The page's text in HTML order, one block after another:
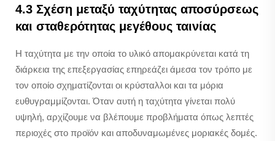
4.3 Σχέση μεταξύ ταχύτητας αποσύρσεως
και σταθερότητας μεγέθους ταινίας
Η ταχύτητα με την οποία το υλικό απομακρύνεται κατά τη
διάρκεια της επεξεργασίας επηρεάζει άμεσα τον τρόπο με
τον οποίο σχηματίζονται οι κρύσταλλοι και τα μόρια
ευθυγραμμίζονται. Όταν αυτή η ταχύτητα γίνεται πολύ
υψηλή, αρχίζουμε να βλέπουμε προβλήματα όπως λεπτές
περιοχές στο προϊόν και αποδυναμωμένες μοριακές δομές.